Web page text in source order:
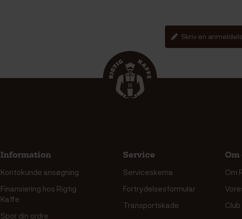
Skriv en
Information
Kontokunde ansøgning
Finansiering hos Rigtig
Kaffe
Spor din ordre
Service
Serviceskema
Fortrydelsesformular
Transportskade
Om
Om